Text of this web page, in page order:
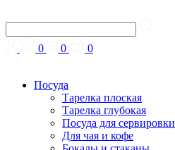
0 0 0
Посуда
Тарелка плоская
Тарелка глубокая
Посуда для сервировки
Для чая и кофе